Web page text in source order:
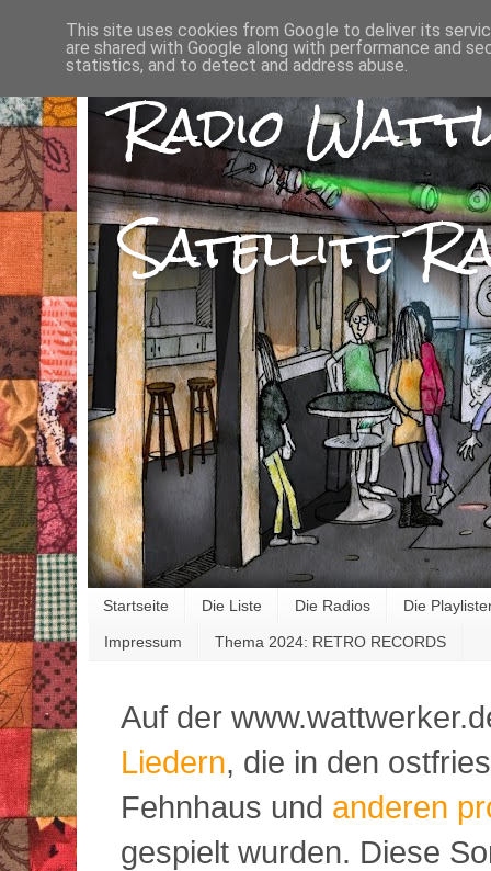
Radio
Satellite
Startseite Die Liste Die Radios Die
Impressum Thema 2024: RETRO RECORDS
Auf der
Liedern, die in den
Fehnhaus und anderen
gespielt wurden. Diese
This site uses cookies from Google to deliver its
are shared with Google along with performance and
statistics, and to detect and address abuse.